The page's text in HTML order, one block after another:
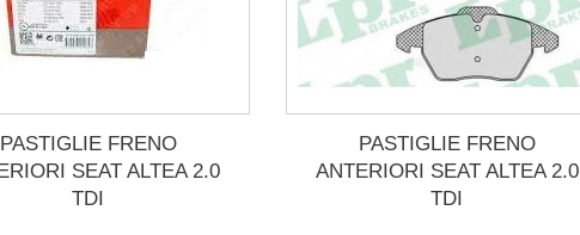
PASTIGLIE FRENO
SEAT ALTEA 2.0
TDI
PASTIGLIE FRENO
ANTERIORI SEAT ALTEA 2.0
TDI